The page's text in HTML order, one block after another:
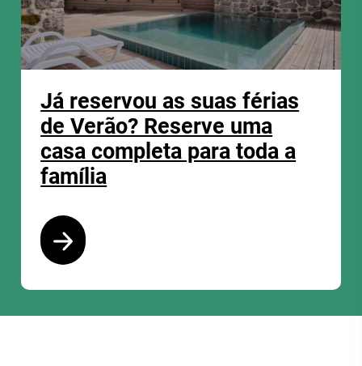
Já reservou as suas férias
de Verão? Reserve uma
casa completa para toda a
família
Ver programa